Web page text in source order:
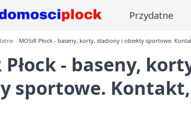
Przydatne
MOSiR Płock - baseny, korty, stadiony i obiekty sportowe.
Płock - baseny,
sportowe.